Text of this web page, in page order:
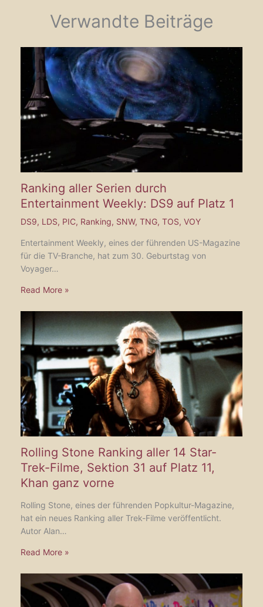
Verwandte Beiträge
Ranking aller Serien durch
Entertainment Weekly: DS9 auf Platz 1
DS9, LDS, PIC, Ranking, SNW, TNG, TOS, VOY
Entertainment Weekly, eines der führenden US-Magazine
für die TV-Branche, hat zum 30. Geburtstag von
Voyager…
Read More »
Rolling Stone Ranking aller 14 Star-
Trek-Filme, Sektion 31 auf Platz 11,
Khan ganz vorne
Rolling Stone, eines der führenden Popkultur-Magazine,
hat ein neues Ranking aller Trek-Filme veröffentlicht.
Autor Alan…
Read More »